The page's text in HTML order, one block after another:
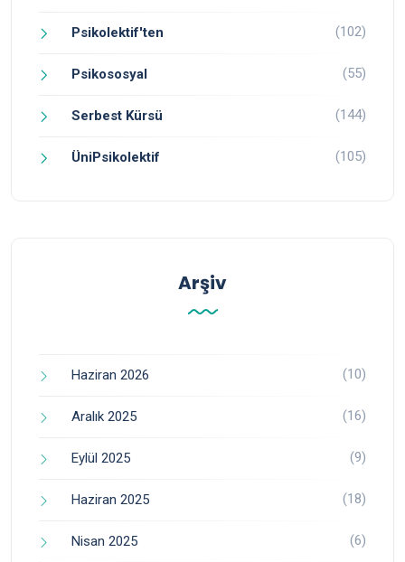
Psikolektif'ten (102)
Psikososyal (55)
Serbest Kürsü (144)
ÜniPsikolektif (105)
Arşiv
Haziran 2026 (10)
Aralık 2025 (16)
Eylül 2025 (9)
Haziran 2025 (18)
Nisan 2025 (6)